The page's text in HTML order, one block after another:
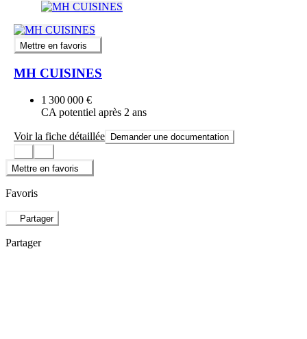
Mettre en favoris
MH CUISINES
1 300 000 €
CA potentiel après 2 ans
Voir la fiche détaillée Demander une documentation
Mettre en favoris
Favoris
Partager
Partager